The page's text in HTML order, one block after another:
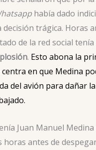
había dado
trágica. Horas
de la red social tenía
. Esto abona la
en que Medina
del avión para dañar
Juan Manuel Medina
horas antes de